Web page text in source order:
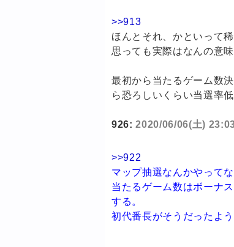
>>913
ほんとそれ、かといって
思っても実際はなんの意
最初から当たるゲーム数
ら恐ろしいくらい当選率
926:2020/06/06(土)
>>922
マップ抽選なんかやって
当たるゲーム数はボーナ
する。
初代番長がそうだったよう